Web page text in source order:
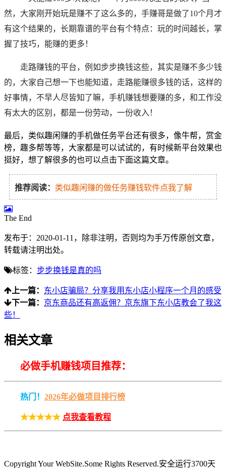
然，大家刚开始玩是赚不了这么多的， 手赚哥是做了10个月才
有这个结果的，长期靠谱的平台有个特点：玩的时间越长，掌
握了技巧，能赚的更多！
走路赚钱的平台，例如步步换钱这些，其实是赚不多少钱
的，大家自己想一下也能知道，走路能赚很多钱的话，这样的
好事情，不早人尽皆知了嘛，手机赚钱想要赚的多，和工作没
有太大的区别，都是一份劳动，一份收入！
最后，类似趣闲赚的手机做任务平台还有很多，像牛帮，赏金
榜，趣多帮等等，大家都是可以试试的，有时候新平台效果也
挺好，想了解很多的也可以点击下面这篇文章。
推荐阅读： 类似趣闲赚的做任务赚钱软件点我了解
The End
发布于：2020-01-11，除非注明，否则均为手万传原创文章，
转载请注明出处。
标签： 步步换钱是真的吗
上一篇： 东小店骗局？分享我用东小店小程序一个月的感受
下一篇： 京东商品还有高返佣？京东旗下东小店教会了我这
些！
相关文章
必做手机赚钱项目推荐：
热门！ 2026年必做项目排行榜
★★★★★ 点我查看教程
Copyright Your WebSite.Some Rights Reserved.安全运行3700天